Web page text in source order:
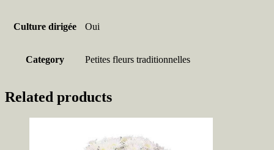
Culture dirigée Oui
Category Petites fleurs traditionnelles
Related products